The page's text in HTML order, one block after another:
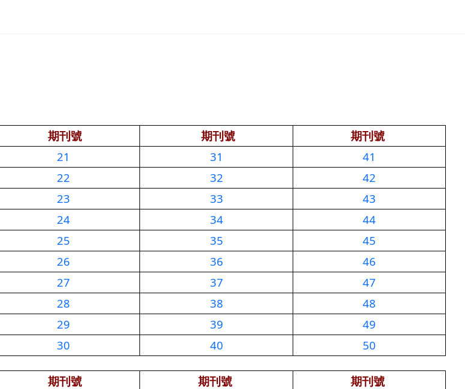
期刊號 期刊號
期刊號
21 31
41
22 32
42
23 33
43
24 34
44
25 35
45
26 36
46
27 37
47
28 38
48
29 39
49
30 40 50
期刊號 期刊號
期刊號